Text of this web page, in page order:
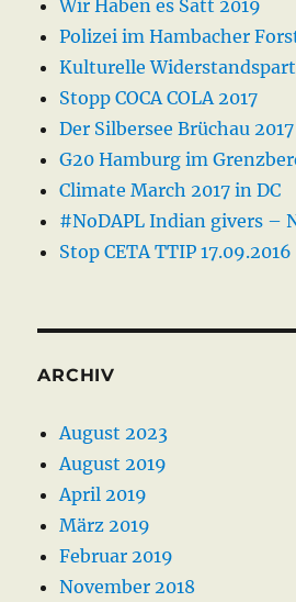
Wir Haben es Satt 2019
Polizei im Hambacher
Kulturelle
Stopp COCA COLA 2017
Der Silbersee Brüchau 2017
G20 Hamburg im
Climate March 2017 in DC
#NoDAPL Indian givers –
Stop CETA TTIP 17.09.2016
ARCHIV
August 2023
August 2019
April 2019
März 2019
Februar 2019
November 2018